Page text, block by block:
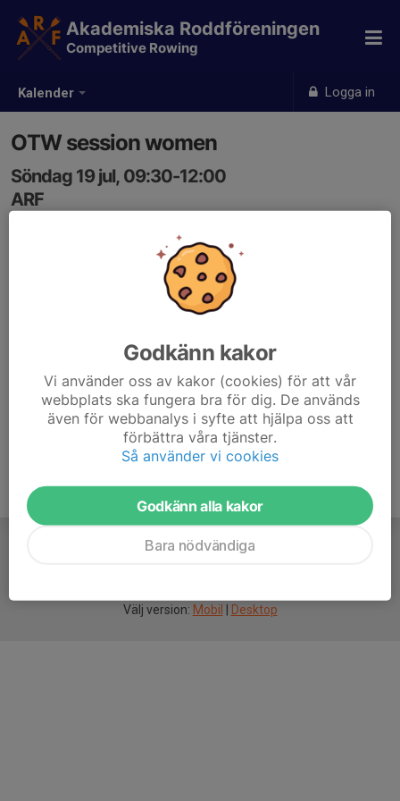
Kalender Logga in
Akademiska Roddföreningen
Competitive Rowing
OTW session women
Söndag 19 jul, 09:30-12:00
ARF
Välj version: Mobil Desktop
Godkänn kakor
Vi använder oss av kakor (cookies) för att vår
webbplats ska fungera bra för dig. De används
även för webbanalys i syfte att hjälpa oss att
förbättra våra tjänster.
Så använder vi cookies
Godkänn alla kakor
Bara nödvändiga